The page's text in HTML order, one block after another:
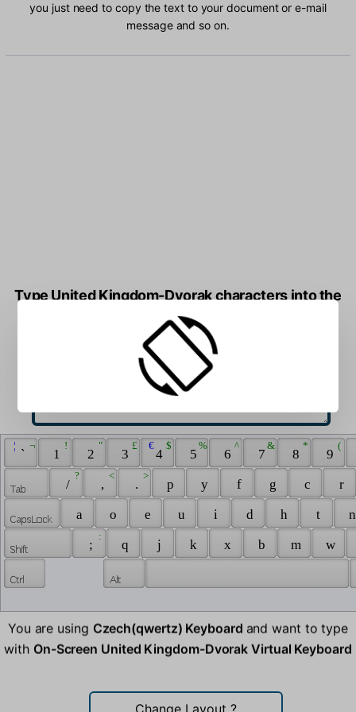
you just need to copy the text to your document or e-mail
message and so on.
Type United Kingdom-Dvorak characters into the
box:
`
¬
¦
1
!
2
"
3
£
4
$
€
5
%
6
^
7
&
8
*
9
(
/
?
,
<
.
>
p y f g c
r
a
o e u i d h t
;
:
q j k x b m w
You are using Czech(qwertz) Keyboard and want to type
with On-Screen United Kingdom-Dvorak Virtual Keyboard
Change Layout ?